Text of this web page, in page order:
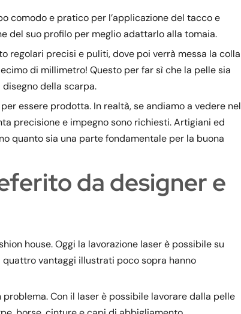
comodo e pratico per l’applicazione del tacco e
del suo profilo per meglio adattarlo alla tomaia.
regolari precisi e puliti, dove poi verrà messa la colla
di millimetro! Questo per far sì che la pelle sia
della scarpa.
essere prodotta. In realtà, se andiamo a vedere nel
precisione e impegno sono richiesti. Artigiani ed
quanto sia una parte fondamentale per la buona
da designer e
house. Oggi la lavorazione laser è possibile su
vantaggi illustrati poco sopra hanno
Con il laser è possibile lavorare dalla pelle